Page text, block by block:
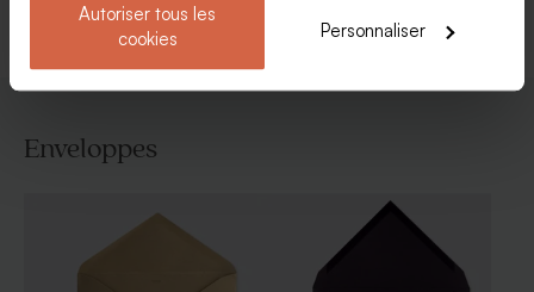
Autoriser tous les
cookies
Personnaliser
Enveloppes